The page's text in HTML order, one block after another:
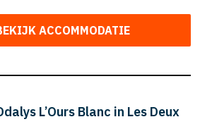
ACCOMMODATIE
L’Ours Blanc in Les Deux